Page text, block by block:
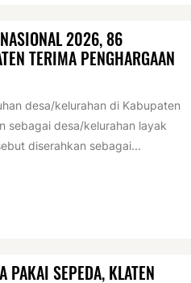
2026, 86
TERIMA PENGHARGAAN
desa/kelurahan di Kabupaten
sebagai desa/kelurahan layak
diserahkan sebagai...
PAKAI SEPEDA, KLATEN